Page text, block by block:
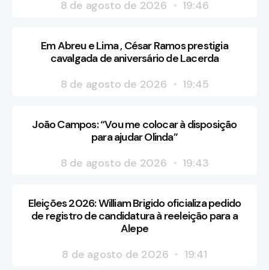
8 de agosto de 2026
19:46
Em Abreu e Lima , César Ramos prestigia
cavalgada de aniversário de Lacerda
8 de agosto de 2026
19:45
João Campos: “Vou me colocar à disposição
para ajudar Olinda”
8 de agosto de 2026
19:43
Eleições 2026: William Brigido oficializa pedido
de registro de candidatura à reeleição para a
Alepe
8 de agosto de 2026
19:41